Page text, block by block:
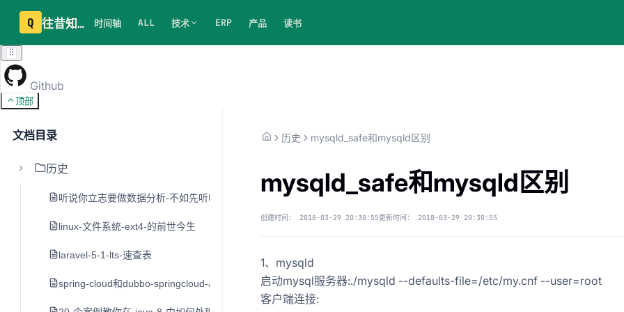
Q 往昔知识库 时间轴 ALL 技术 ERP 产品 读书
Github
顶部
文档目录
历史
听说你立志要做数据分析-不如先听听老司机的建议
linux-文件系统-ext4-的前世今生
laravel-5-1-lts-速查表
spring-cloud和dubbo-springcloud-alibaba
历史 mysqld_safe和mysqld区别
mysqld_safe和mysqld区别
创建时间： 2018-03-29 20:30:55更新时间： 2018-03-29 20:30:55
1、mysqld
启动mysql服务器:./mysqld --defaults-file=/etc/my.cnf --user=root
客户端连接: